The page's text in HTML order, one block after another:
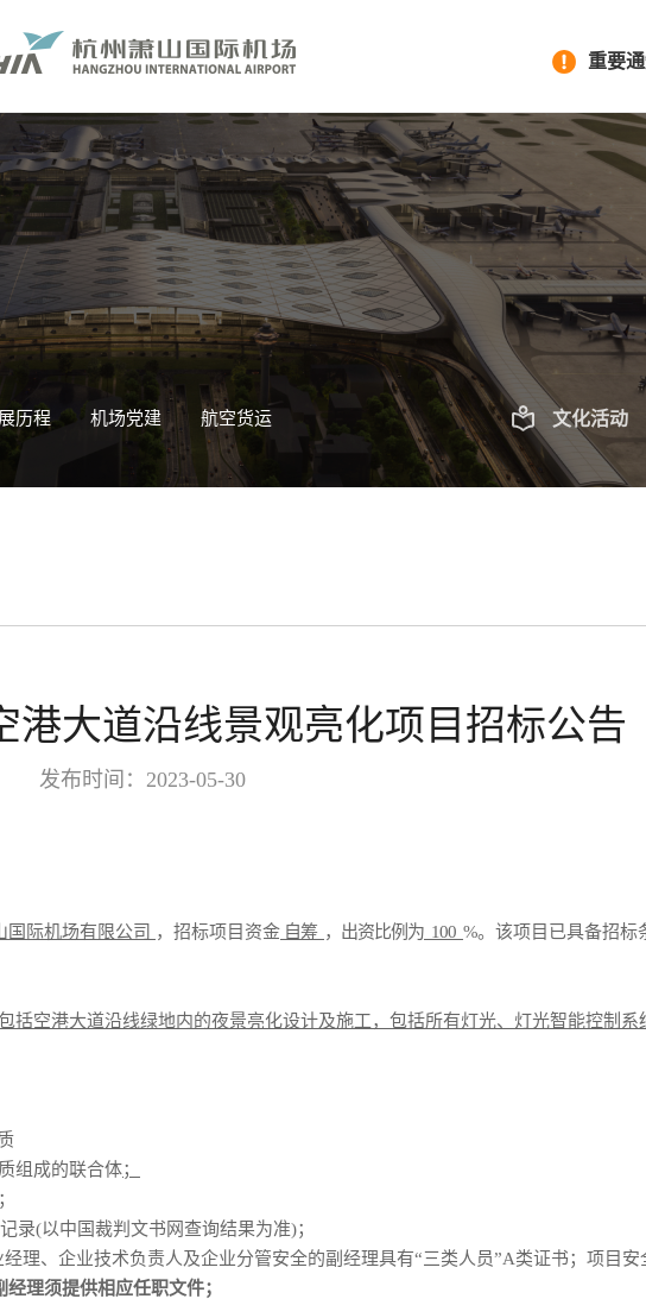
重要
历程 机场党建 航空货运 文化活动
港大道沿线景观亮化项目招标公告
发布时间：2023-05-30
国际机场有限公司 ，招标项目资金 自筹 ，出资比例为 100 %。该项目已具备招标
括空港大道沿线绿地内的夜景亮化设计及施工，包括所有灯光、灯光智能控制
组成的联合体；
；
记录(以中国裁判文书网查询结果为准)；
、企业技术负责人及企业分管安全的副经理具有“三类人员”A类证书；项目安
理须提供相应任职文件；